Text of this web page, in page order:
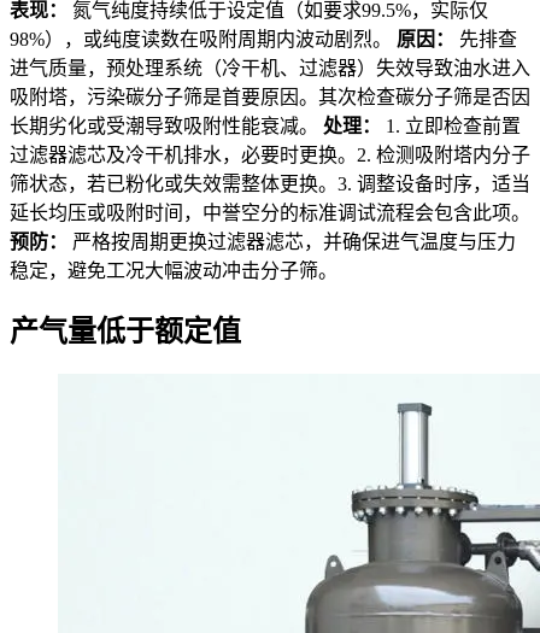
表现：
氮气纯度持续低于设定值（如要求99.5%，实际仅
98%），或纯度读数在吸附周期内波动剧烈。 原因：
先排查
进气质量，预处理系统（冷干机、过滤器）失效导致油水进入
吸附塔，污染碳分子筛是首要原因。其次检查碳分子筛是否因
长期劣化或受潮导致吸附性能衰减。 处理：
1. 立即检查前置
过滤器滤芯及冷干机排水，必要时更换。2. 检测吸附塔内分子
筛状态，若已粉化或失效需整体更换。3. 调整设备时序，适当
延长均压或吸附时间，中誉空分的标准调试流程会包含此项。
预防：
严格按周期更换过滤器滤芯，并确保进气温度与压力
稳定，避免工况大幅波动冲击分子筛。
产气量低于额定值